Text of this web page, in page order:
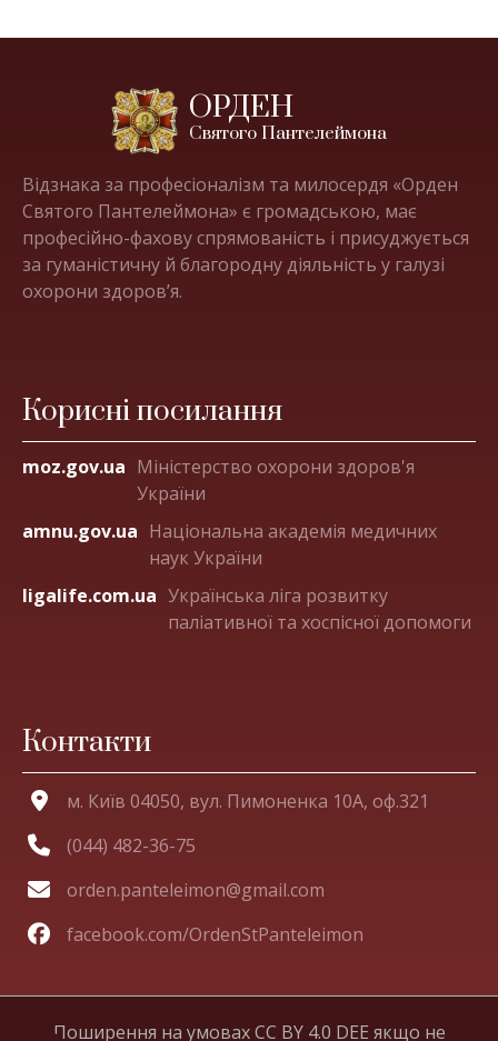
ОРДЕН
Святого Пантелеймона
Відзнака за професіоналізм та милосердя «Орден
Святого Пантелеймона» є громадською, має
професійно-фахову спрямованість і присуджується
за гуманістичну й благородну діяльність у галузі
охорони здоров’я.
Корисні посилання
moz.gov.ua Міністерство охорони здоров'я
України
amnu.gov.ua Національна академія медичних
наук України
ligalife.com.ua Українська ліга розвитку
паліативної та хоспісної допомоги
Контакти
м. Київ 04050, вул. Пимоненка 10А, оф.321
(044) 482-36-75
orden.panteleimon@gmail.com
facebook.com/OrdenStPanteleimon
Поширення на умовах CC BY 4.0 DEE якщо не